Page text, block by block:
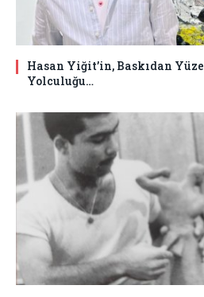
Hasan Yiğit’in, Baskıdan
Yolculuğu…